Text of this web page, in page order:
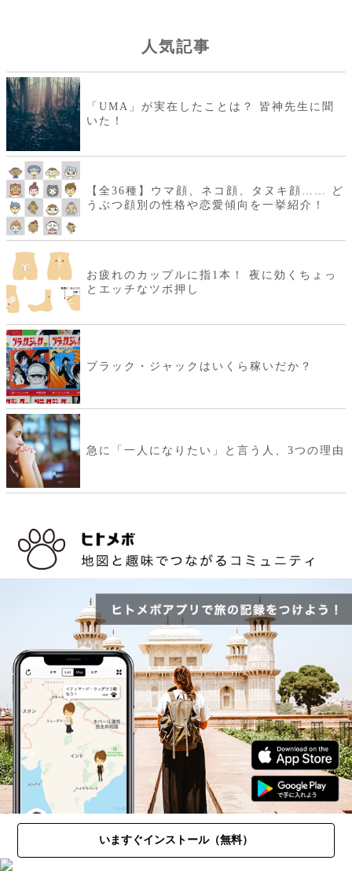
人気記事
「UMA」が実在したことは？ 皆神先生に聞
いた！
【全36種】ウマ顔、ネコ顔、タヌキ顔…… ど
うぶつ顔別の性格や恋愛傾向を一挙紹介！
お疲れのカップルに指1本！ 夜に効くちょっ
とエッチなツボ押し
ブラック・ジャックはいくら稼いだか？
急に「一人になりたい」と言う人、3つの理由
いますぐインストール（無料）